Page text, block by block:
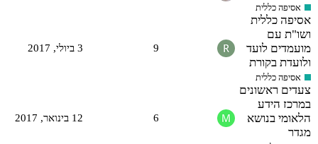
אסיפה כללית
אסיפה כללית
ושו"ת עם
מועמדים לועד
ולועדת בקורת
אסיפה כללית
9 3 ביולי,‏ 2017
צעדים ראשונים
במרכז הידע
הלאומי בנושא
מגדר
6 12 בינואר,‏ 2017